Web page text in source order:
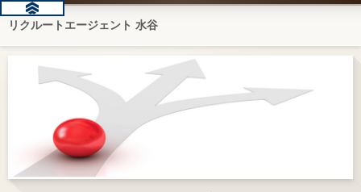
リクルートエージェント 水谷